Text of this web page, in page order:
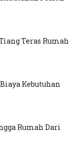
Teras Rumah
Kebutuhan
Rumah Dari